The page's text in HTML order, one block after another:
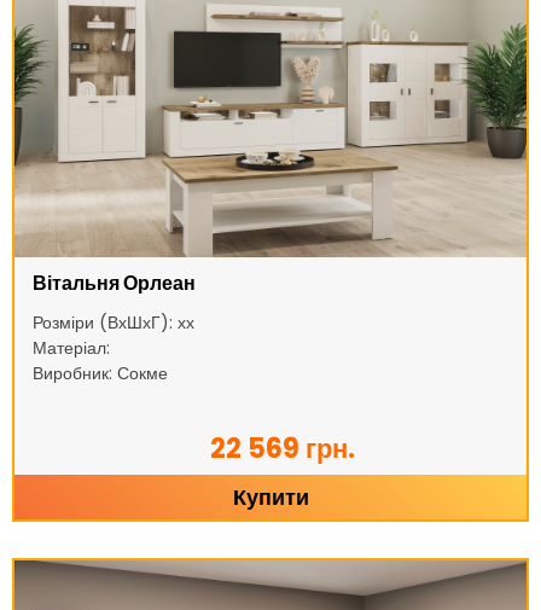
Вітальня Орлеан
Розміри (ВхШхГ): хх
Матеріал:
Виробник: Сокме
22 569 грн.
Купити